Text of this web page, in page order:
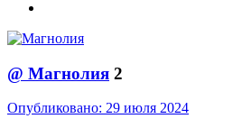
@ Магнолия 2
Опубликовано: 29 июля 2024